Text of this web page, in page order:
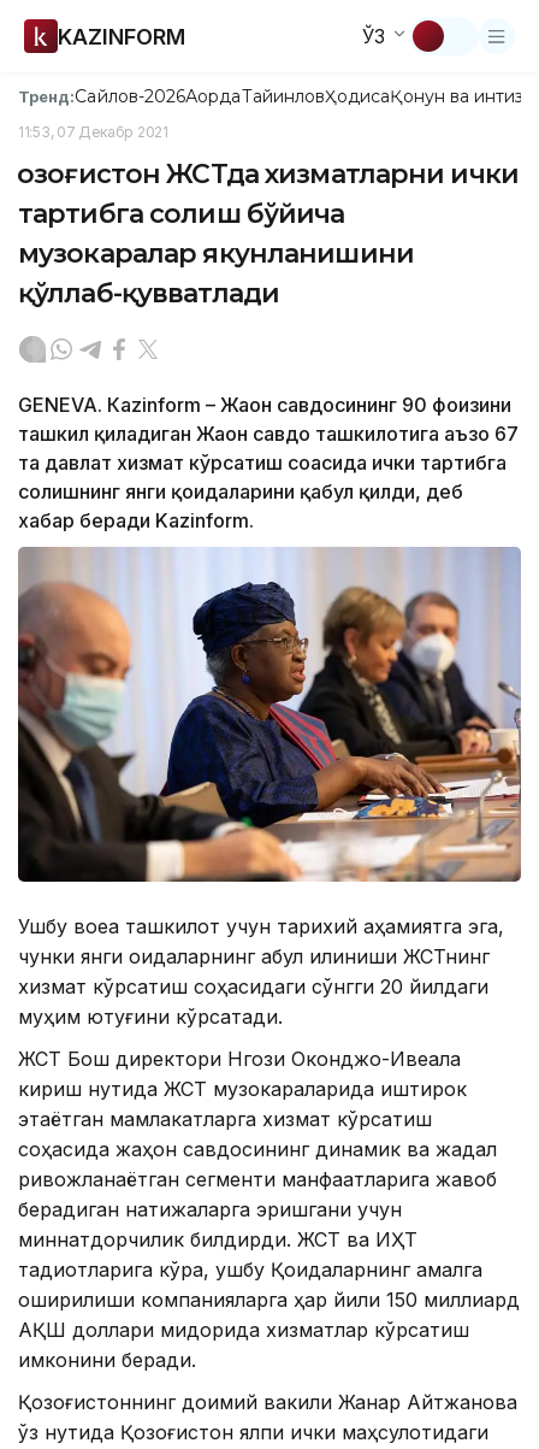
KAZINFORM ЎЗ
Тренд:Сайлов-2026АқордаТайинловҲодисаҚонун ва
11:53, 07 Декабр 2021
Қозоғистон ЖСТда хизматларни ички
тартибга солиш бўйича
музокаралар якунланишини
қўллаб-қувватлади
GENEVA. Кazinform – Жаҳон савдосининг 90 фоизини
ташкил қиладиган Жаҳон савдо ташкилотига аъзо 67
та давлат хизмат кўрсатиш соҳасида ички тартибга
солишнинг янги қоидаларини қабул қилди, деб
хабар беради Kazinform.
Ушбу воқеа ташкилот учун тарихий аҳамиятга эга,
чунки янги қоидаларнинг қабул қилиниши ЖСТнинг
хизмат кўрсатиш соҳасидаги сўнгги 20 йилдаги
муҳим ютуғини кўрсатади.
ЖСТ Бош директори Нгози Оконджо-Ивеала
кириш нутқида ЖСТ музокараларида иштирок
этаётган мамлакатларга хизмат кўрсатиш
соҳасида жаҳон савдосининг динамик ва жадал
ривожланаётган сегменти манфаатларига жавоб
берадиган натижаларга эришгани учун
миннатдорчилик билдирди. ЖСТ ва ИҲТ
тадқиқотларига кўра, ушбу Қоидаларнинг амалга
оширилиши компанияларга ҳар йили 150 миллиард
AҚШ доллари миқдорида хизматлар кўрсатиш
имконини беради.
Қозоғистоннинг доимий вакили Жанар Aйтжанова
ўз нутқида Қозоғистон ялпи ички маҳсулотидаги